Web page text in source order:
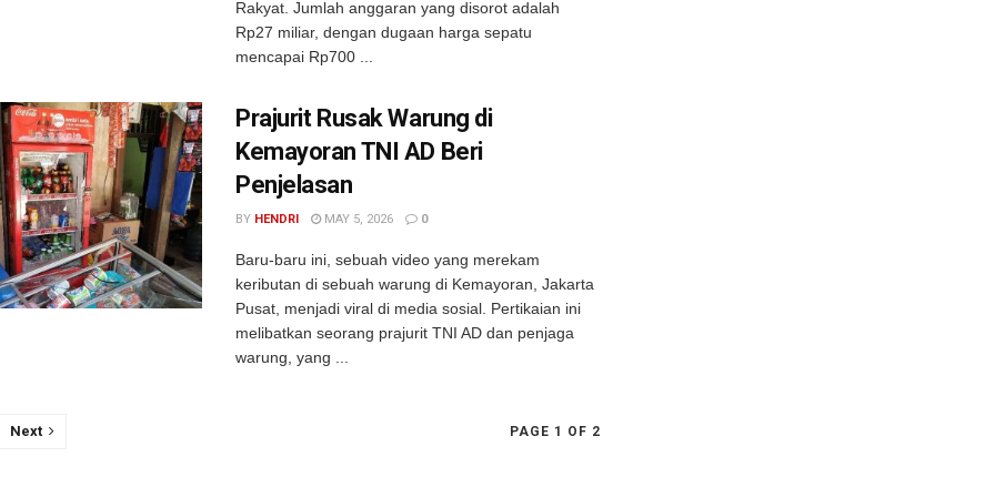
Rakyat. Jumlah anggaran yang disorot adalah
Rp27 miliar, dengan dugaan harga sepatu
mencapai Rp700 ...
Prajurit Rusak Warung di
Kemayoran TNI AD Beri
Penjelasan
BY HENDRI MAY 5, 2026 0
Baru-baru ini, sebuah video yang merekam
keributan di sebuah warung di Kemayoran, Jakarta
Pusat, menjadi viral di media sosial. Pertikaian ini
melibatkan seorang prajurit TNI AD dan penjaga
warung, yang ...
PAGE 1 OF 2
Next